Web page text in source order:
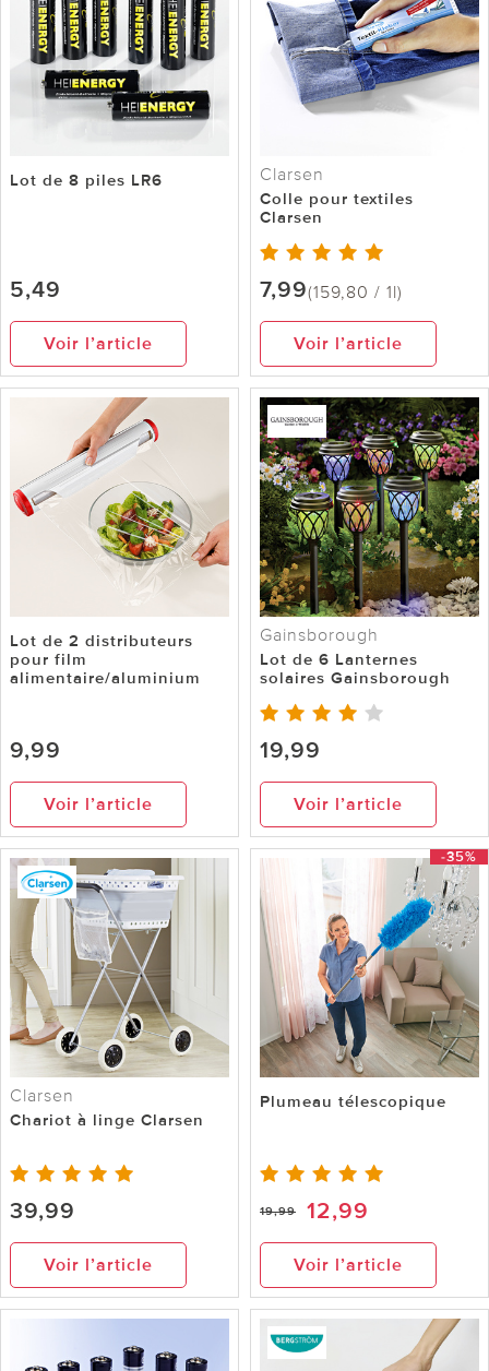
Lot de 8 piles LR6
5,49
Voir l’article
Clarsen
Colle pour textiles
Clarsen
7,99(159,80 / 1l)
Voir l’article
Lot de 2 distributeurs
pour film
alimentaire/aluminium
9,99
Voir l’article
Gainsborough
Lot de 6 Lanternes
solaires Gainsborough
19,99
Voir l’article
Clarsen
Chariot à linge Clarsen
39,99
Voir l’article
-35%
Plumeau télescopique
19,99 12,99
Voir l’article